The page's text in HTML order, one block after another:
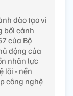
đào tạo vi
bối cảnh
của Bộ
động của
nhân lực
lõi - nền
công nghệ